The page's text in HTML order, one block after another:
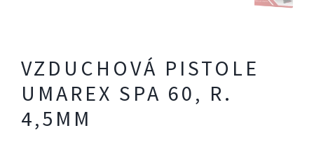
VZDUCHOVÁ PISTOLE
UMAREX SPA 60, R.
4,5MM